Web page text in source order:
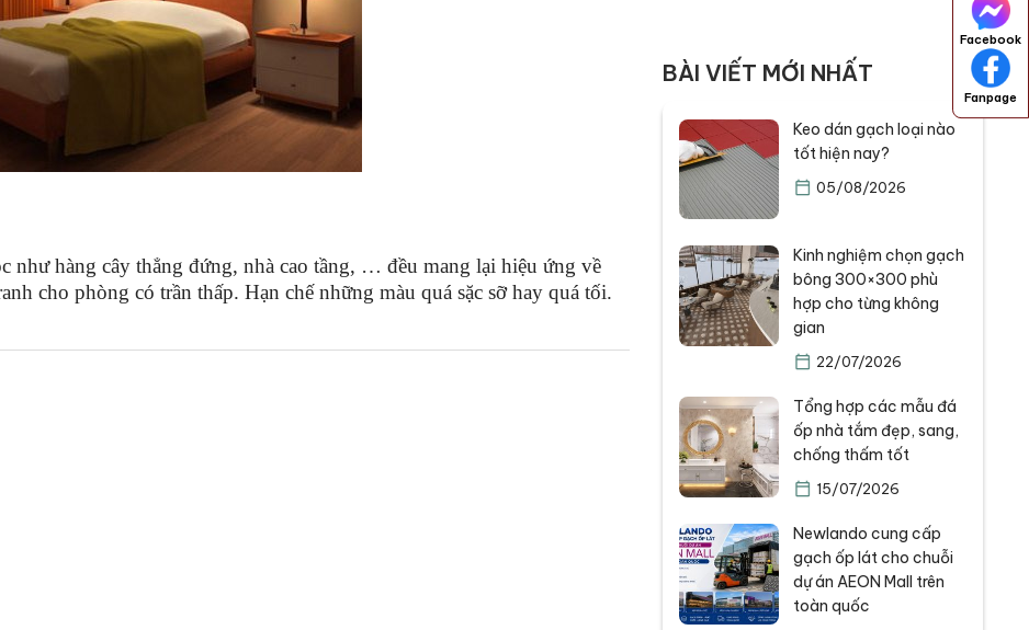
như hàng cây thẳng đứng, nhà cao tầng, … đều mang lại hiệu ứng về
cho phòng có trần thấp. Hạn chế những màu quá sặc sỡ hay quá tối.
BÀI VIẾT MỚI NHẤT
Keo dán gạch loại nào
tốt hiện nay?
05/08/2026
Kinh nghiệm chọn gạch
bông 300×300 phù
hợp cho từng không
gian
22/07/2026
Tổng hợp các mẫu đá
ốp nhà tắm đẹp, sang,
chống thấm tốt
15/07/2026
Newlando cung cấp
gạch ốp lát cho chuỗi
dự án AEON Mall trên
toàn quốc
Facebook
Fanpage